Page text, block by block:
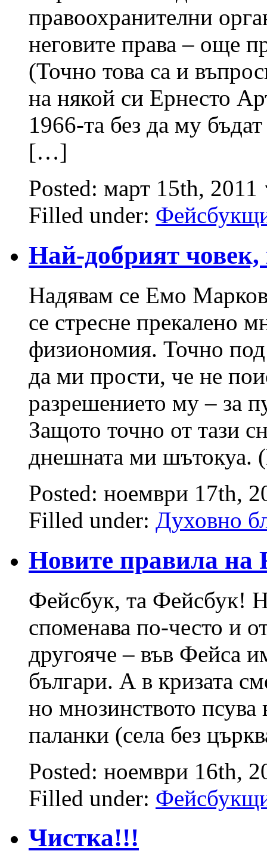
правоохранителни
неговите права – още
(Точно това са и
на някой си Ернесто
1966-та без да му
[…]
Posted: март 15th,
Filled under:
Най-добрият
Надявам се Емо
се стресне прекалено
физиономия. Точно
да ми прости, че не
разрешението му – за
Защото точно от тази
днешната ми
Posted: ноември 17th,
Filled under: Духовно
Новите правила на
Фейсбук, та Фейсбук!
споменава по-често и
другояче – във Фейса
българи. А в кризата
но мнозинството
паланки (села без
Posted: ноември 16th,
Filled under:
Чистка!!!